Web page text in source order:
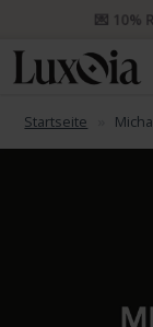
Startseite
📦 Priority Versand
Versand ab CHF 250.